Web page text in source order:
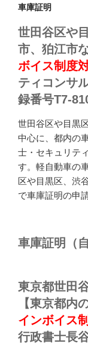
車庫証明
世田谷区や
市、狛江市
ボイス制度
ティコンサ
録番号T7-
世田谷区や目黒
中心に、都内の
士・セキュリテ
す。軽自動車の
区や目黒区、渋
で車庫証明の申
車庫証明（
東京都世田
【東京都内
インボイス
行政書士長